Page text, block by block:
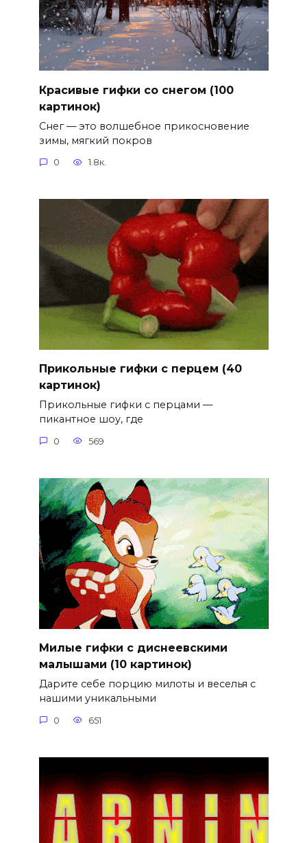
Красивые гифки со снегом (100
картинок)
Снег — это волшебное прикосновение
зимы, мягкий покров
0 1.8к.
Прикольные гифки с перцем (40
картинок)
Прикольные гифки с перцами —
пикантное шоу, где
0 569
Милые гифки с диснеевскими
малышами (10 картинок)
Дарите себе порцию милоты и веселья с
нашими уникальными
0 651